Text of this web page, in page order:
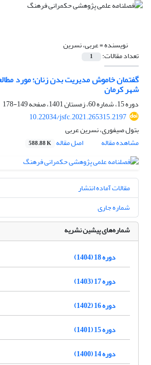
نویسنده =عربی، نسرین
تعداد مقالات: 1
شهر کرمان
دوره 15، شماره 60، زمستان 1401، صفحه
149-178
10.22034/jsfc.2021.265315.2197
بتول صیفوری، نسرین عربی
مشاهده مقاله
اصل مقاله 588.88 K
مقالات آماده انتشار
شماره جاری
شماره‌های پیشین نشریه
دوره 18 (1404)
دوره 17 (1403)
دوره 16 (1402)
دوره 15 (1401)
دوره 14 (1400)